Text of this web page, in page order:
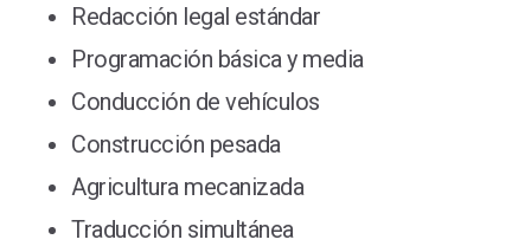
Redacción legal estándar
Programación básica y media
Conducción de vehículos
Construcción pesada
Agricultura mecanizada
Traducción simultánea